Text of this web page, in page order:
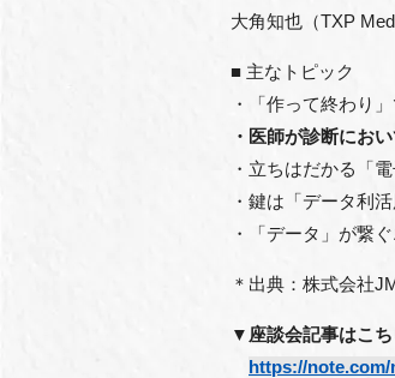
大角知也（TXP
■ 主なトピック
・「作って終わり
・医師が診断にお
・立ちはだかる「
・鍵は「データ利
・「データ」が繋
＊出典：株式会社
▼座談会記事はこち
https://note.com/